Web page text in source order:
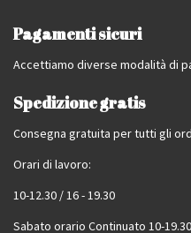
Pagamenti sicuri
Accettiamo diverse modalità di
Spedizione gratis
Consegna gratuita per tutti gli
Orari di lavoro:
10-12.30 / 16 - 19.30
Sabato orario Continuato 10-19.30